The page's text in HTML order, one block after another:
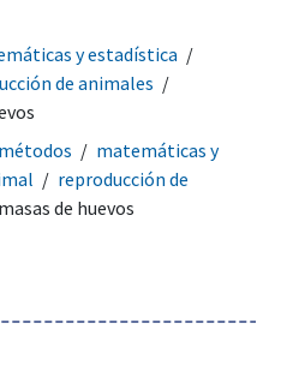
y estadística
de animales
matemáticas y
reproducción de
masas de huevos